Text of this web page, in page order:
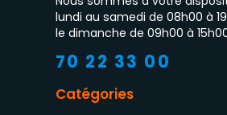
lundi au samedi de 08h00 à
le dimanche de 09h00 à
70 22 33 00
Catégories